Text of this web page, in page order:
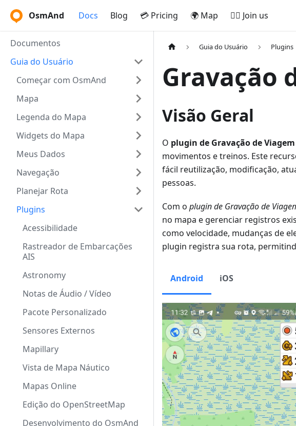
OsmAnd Docs Blog 💳 Pricing 🌍 Map 🚵‍♂️ Join us
Documentos
Guia do Usuário
Começar com OsmAnd
Mapa
Legenda do Mapa
Widgets do Mapa
Meus Dados
Navegação
Planejar Rota
Plugins
Acessibilidade
Rastreador de Embarcações
AIS
Astronomy
Notas de Áudio / Vídeo
Pacote Personalizado
Sensores Externos
Mapillary
Vista de Mapa Náutico
Mapas Online
Edição do OpenStreetMap
Desenvolvimento do OsmAnd
Guia do Usuário Plugins
Gravação
Visão Geral
O plugin de Gravação de Viagem
movimentos e treinos. Este
fácil reutilização, modificação,
pessoas.
Com o plugin de Gravação de
no mapa e gerenciar registros
como velocidade, mudanças de
plugin registra sua rota,
Android iOS